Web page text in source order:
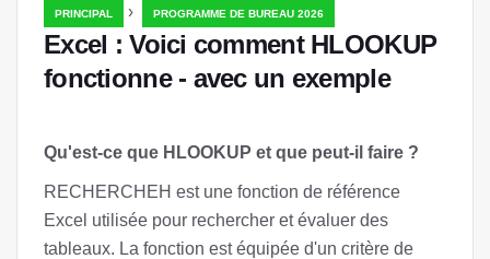
PRINCIPAL › PROGRAMME DE BUREAU 2026
Excel : Voici comment HLOOKUP
fonctionne - avec un exemple
Qu'est-ce que HLOOKUP et que peut-il faire ?
RECHERCHEH est une fonction de référence
Excel utilisée pour rechercher et évaluer des
tableaux. La fonction est équipée d'un critère de